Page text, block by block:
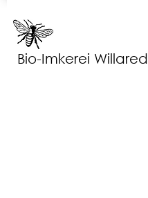
Bio-Imkerei Willared